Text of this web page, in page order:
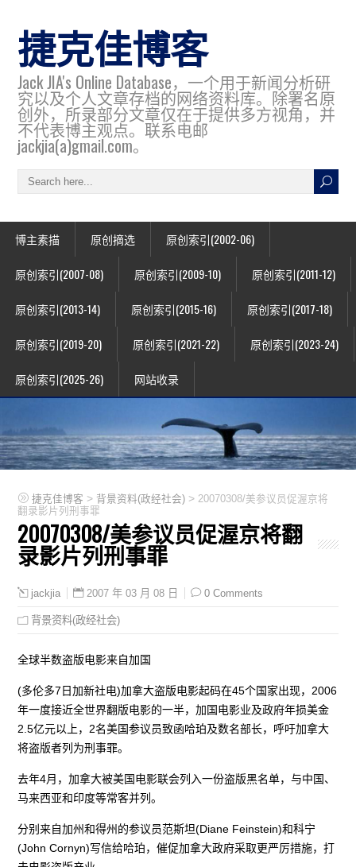
捷克佳博客
Jack JIA's Online Database，一个用于新闻分析研
究以及个人文章存档的网络资料库。除署名原
创外，所录部分文章仅在于提供多方视角，并
不代表博主观点。联系电邮
jackjia(a)gmail.com。
博主素描 原创摘选 原创索引(2002-06)
原创索引(2007-08) 原创索引(2009-10) 原创索引(2011-12)
原创索引(2013-14) 原创索引(2015-16) 原创索引(2017-18)
原创索引(2019-20) 原创索引(2021-22) 原创索引(2023-24)
原创索引(2025-26) 网站收录
捷克佳博客 > 背景资料(政经社会) > 20070308/美参议员促渥京将
翻录影片列刑事罪
20070308/美参议员促渥京将翻
录影片列刑事罪
jackjia 2007 年 03 月 08 日 0 Comments
背景资料(政经社会)
全球半数盗版电影来自加国
(多伦多7日加新社电)加拿大盗版电影起码在45个国家出现，2006
年一度接近全世界翻版电影的一半，加国电影业及政府年损美金
2.5亿元以上，2名美国参议员致函哈珀及数名部长，呼吁加拿大
将盗版者列为刑事罪。
去年4月，加拿大被美国电影联会列入一份盗版黑名单，与中国、
马来西亚和印度等常客并列。
分别来自加州和得州的参议员范斯坦(Diane Feinstein)和科宁
(John Cornyn)写信给哈珀，催促加拿大政府采取更严厉措施，打